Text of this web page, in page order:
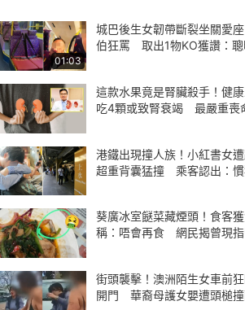
01:03
城巴後生女韌帶斷裂坐關愛
伯狂罵 取出1物KO獲讚：聰
這款水果竟是腎臟殺手！健
吃4顆或致腎衰竭 最嚴重喪
港鐵出現撞人族！小紅書女
超重背囊猛撞 乘客認出：
葵廣冰室餸菜藏煙頭！食客
稱：唔會再食 網民揭曾現
街頭襲擊！澳洲陌生女車前
開門 華裔母護女嬰遭頭槌